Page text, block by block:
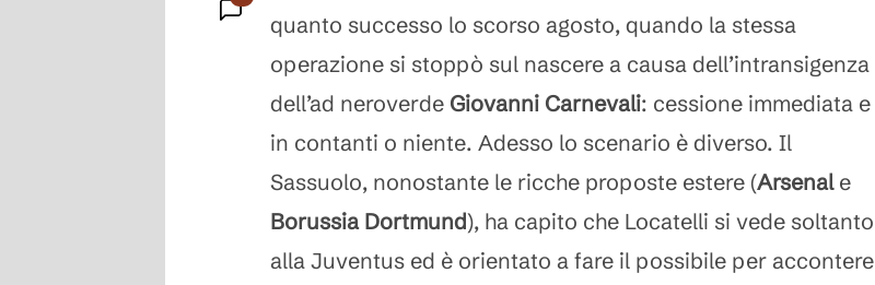
quanto successo lo scorso agosto, quando la stessa
operazione si stoppò sul nascere a causa dell’intransigenza
dell’ad neroverde Giovanni Carnevali: cessione immediata e
in contanti o niente. Adesso lo scenario è diverso. Il
Sassuolo, nonostante le ricche proposte estere (Arsenale
Borussia Dortmund), ha capito che Locatelli si vede soltanto
alla Juventus ed è orientato a fare il possibile per accontere